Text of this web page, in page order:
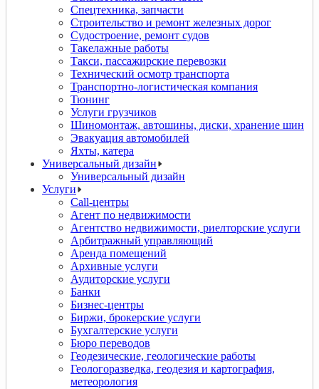
Спецтехника, запчасти
Строительство и ремонт железных дорог
Судостроение, ремонт судов
Такелажные работы
Такси, пассажирские перевозки
Технический осмотр транспорта
Транспортно-логистическая компания
Тюнинг
Услуги грузчиков
Шиномонтаж, автошины, диски, хранение шин
Эвакуация автомобилей
Яхты, катера
Универсальный дизайн
Универсальный дизайн
Услуги
Call-центры
Агент по недвижимости
Агентство недвижимости, риелторские услуги
Арбитражный управляющий
Аренда помещений
Архивные услуги
Аудиторские услуги
Банки
Бизнес-центры
Биржи, брокерские услуги
Бухгалтерские услуги
Бюро переводов
Геодезические, геологические работы
Геологоразведка, геодезия и картография,
метеорология